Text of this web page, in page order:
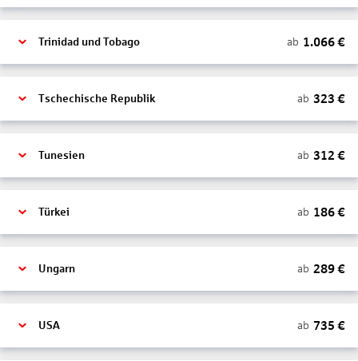
Trinidad und Tobago ab 1.066€
Tschechische Republik ab 323 €
Tunesien ab 312 €
Türkei ab 186€
Ungarn ab 289€
USA ab 735 €